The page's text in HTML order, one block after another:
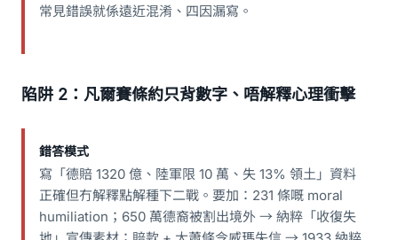
常見錯誤就係遠近混淆、四因漏寫。
陷阱 2：凡爾賽條約只背數字、唔解釋心理衝擊
錯答模式
寫「德賠 1320 億、陸軍限 10 萬、失 13% 領土」資料
正確但冇解釋點解種下二戰。要加：231 條嘅 moral
humiliation；650 萬德裔被割出境外 → 納粹「收復失